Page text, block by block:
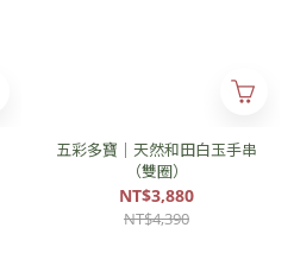
五彩多寶｜天然和田白玉手串
（雙圈）
NT$3,880
NT$4,390